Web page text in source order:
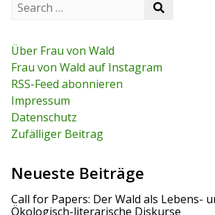
n
a
v
i
g
a
t
i
c
h
f
o
r
:
Über Frau von Wald
Frau von Wald auf Instagram
RSS-Feed abonnieren
Impressum
Datenschutz
Zufälliger Beitrag
Neueste Beiträge
Call for Papers: Der Wald als Lebens-
Ökologisch-literarische Diskurse